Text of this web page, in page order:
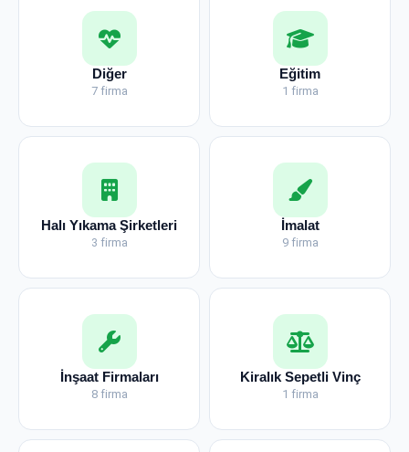
Diğer
7 firma
Eğitim
1 firma
Halı Yıkama Şirketleri
3 firma
İmalat
9 firma
İnşaat Firmaları
8 firma
Kiralık Sepetli Vinç
1 firma